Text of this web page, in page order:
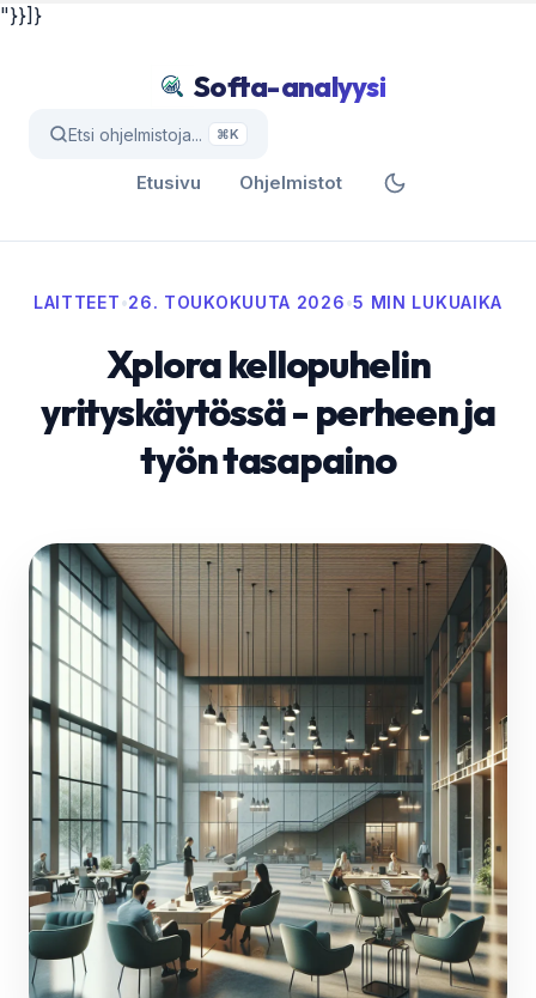
"}}]}
Softa-analyysi
Etsi ohjelmistoja... ⌘K
Etusivu Ohjelmistot
LAITTEET•26. TOUKOKUUTA 2026•5 MIN LUKUAIKA
Xplora kellopuhelin
yrityskäytössä - perheen ja
työn tasapaino